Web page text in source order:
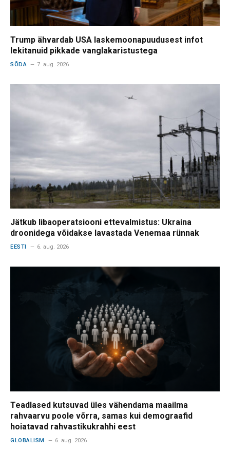
Trump ähvardab USA laskemoonapuudusest infot
lekitanuid pikkade vanglakaristustega
SÕDA 7. aug. 2026
Jätkub libaoperatsiooni ettevalmistus: Ukraina
droonidega võidakse lavastada Venemaa rünnak
EESTI 6. aug. 2026
Teadlased kutsuvad üles vähendama maailma
rahvaarvu poole võrra, samas kui demograafid
hoiatavad rahvastikukrahhi eest
GLOBALISM 6. aug. 2026